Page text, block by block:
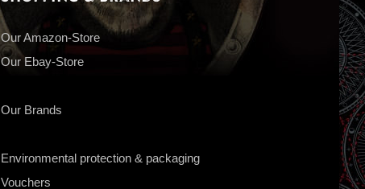
Our Amazon-Store
Our Ebay-Store
Our Brands
Environmental protection & packaging
Vouchers